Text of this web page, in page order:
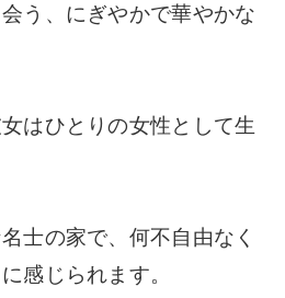
う、にぎやかで華やかな
はひとりの女性として生
士の家で、何不自由なく
感じられます。